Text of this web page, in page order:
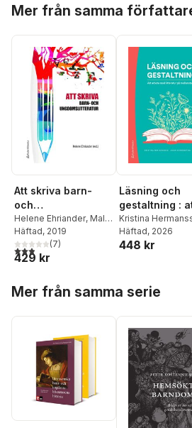
Mer från samma
Att skriva barn-
och
ungdomslitteratur
Helene Ehriander, Malin
Alkestrand,Anna
Arnman,Katarina
Eriksson Barajas
Martin
Malmström, Maria
Skåve
Cecilia Trenter,Emma
Tornborg,Eva
Söderberg Åsa
Warnqvist
Häftad, 2019
2,9utav 5 stjärnor. Totalt antal röster:
(7)
429 kr
Läsning och
gestaltning :
arbeta med
litteratur på
mellanstadiet
Kristina
Anna Nordenstam
Malin Blix
Kostenniemi
Nilson
Anna Smedberg
Bondesson,Ann
Steiner,Anette
Svensson,Olle
Häftad, 2026
448 kr
Mer från samma serie